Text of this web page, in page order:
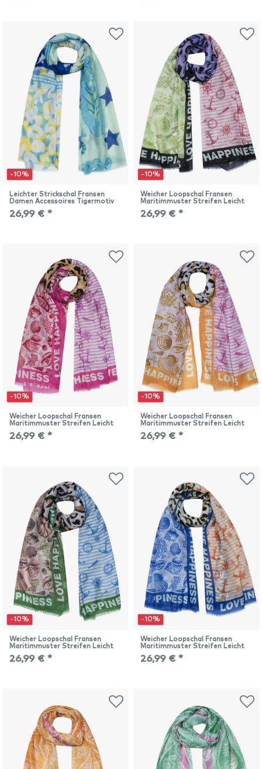
-10%
Leichter Strickschal Fransen
Damen Accessoires Tigermotiv
26,99 € *
-10%
Weicher Loopschal Fransen
Maritimmuster Streifen Leicht
26,99 € *
-10%
Weicher Loopschal Fransen
Maritimmuster Streifen Leicht
26,99 € *
-10%
Weicher Loopschal Fransen
Maritimmuster Streifen Leicht
26,99 € *
-10%
Weicher Loopschal Fransen
Maritimmuster Streifen Leicht
26,99 € *
-10%
Weicher Loopschal Fransen
Maritimmuster Streifen Leicht
26,99 € *